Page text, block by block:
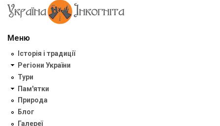
Меню
Історія і традиції
Регіони України
Тури
Пам'ятки
Природа
Блог
Галереї